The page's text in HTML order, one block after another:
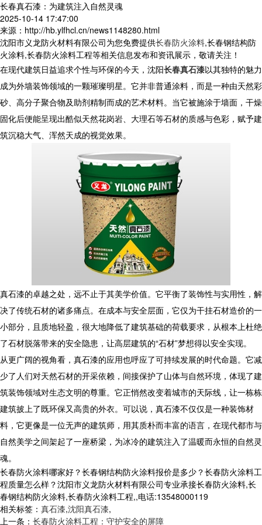
长春真石漆：为建筑注入自然灵魂
2025-10-14 17:47:00
来源：http://hb.ylfhcl.cn/news1148280.html
沈阳市义龙防火材料有限公司为您免费提供长春防火涂料,长春钢结构防
火涂料,长春防火涂料工程等相关信息发布和资讯展示，敬请关注！
在现代建筑日益追求个性与环保的今天，沈阳长春真石漆以其独特的魅力
成为外墙装饰领域的一颗璀璨明星。它并非普通涂料，而是一种由天然彩
砂、高分子聚合物及助剂精制而成的艺术材料。当它被施涂于墙面，干燥
固化后便能呈现出酷似天然花岗岩、大理石等石材的质感与色彩，赋予建
筑沉稳大气、浑然天成的视觉效果。
真石漆的卓越之处，远不止于其美学价值。它平衡了装饰性与实用性，解
决了传统石材的诸多痛点。在成本与安全层面，它仅为干挂石材造价的一
小部分，且质地轻盈，很大地降低了建筑基础的荷载要求，从根本上杜绝
了石材脱落带来的安全隐患，让高层建筑的“石材”梦想得以安全实现。
从更广阔的视角看，真石漆的应用也呼应了可持续发展的时代命题。它减
少了人们对天然石材的开采依赖，间接保护了山体与自然环境，体现了建
筑装饰领域对生态文明的尊重。它正悄然改变着城市的天际线，让一栋栋
建筑披上了既环保又高贵的外衣。可以说，真石漆不仅仅是一种装饰材
料，它更像是一位无声的建筑师，用其质朴而丰富的语言，在现代都市与
自然美学之间架起了一座桥梁，为冰冷的建筑注入了温暖而永恒的自然灵
魂。
长春防火涂料哪家好？长春钢结构防火涂料报价是多少？长春防火涂料工
程质量怎么样？沈阳市义龙防火材料有限公司专业承接长春防火涂料,长
春钢结构防火涂料,长春防火涂料工程,,电话:13548000119
相关标签： 真石漆,沈阳真石漆,
上一条： 长春防火涂料工程：守护安全的屏障